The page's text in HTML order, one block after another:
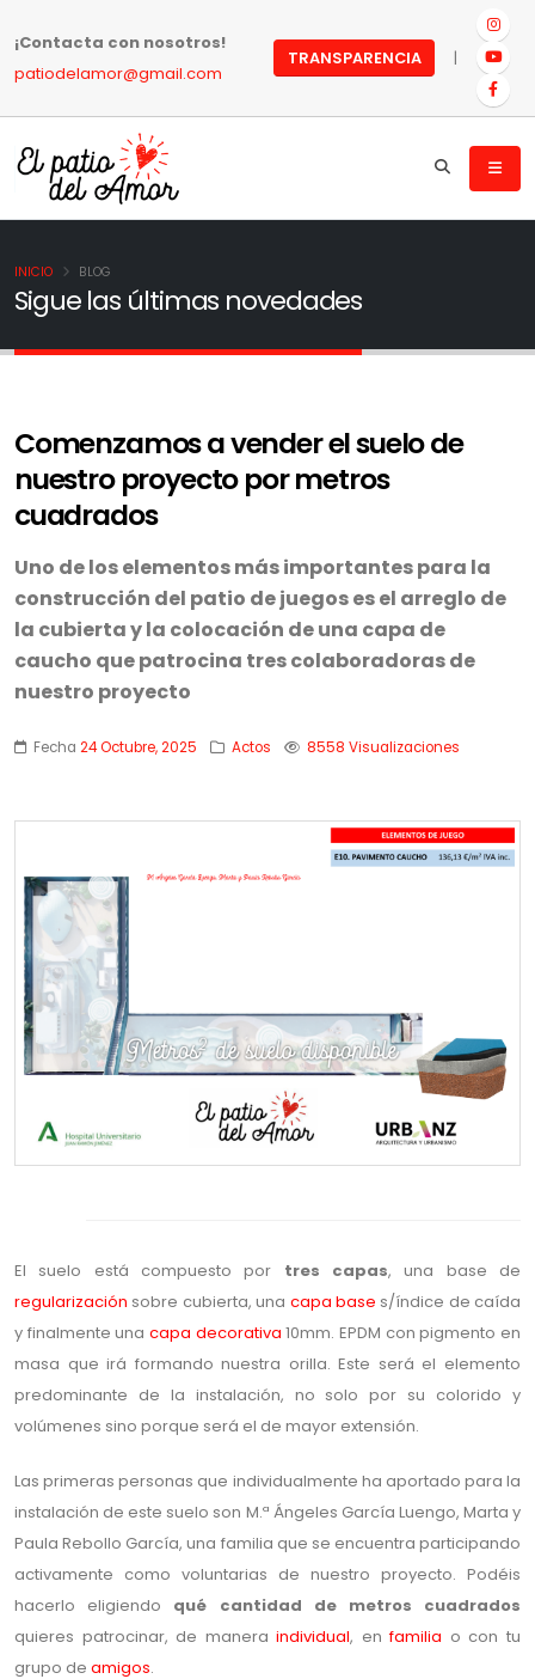
¡Contacta con nosotros!
patiodelamor@gmail.com
TRANSPARENCIA |
Sigue las últimas novedades
INICIO BLOG
Comenzamos a vender el suelo de
nuestro proyecto por metros
cuadrados
Uno de los elementos más importantes para la
construcción del patio de juegos es el arreglo de
la cubierta y la colocación de una capa de
caucho que patrocina tres colaboradoras de
nuestro proyecto
Fecha 24 Octubre, 2025 Actos 8558 Visualizaciones
El suelo está compuesto por tres capas, una base de
regularización sobre cubierta, una capa base s/índice de caída
y finalmente una capa decorativa 10mm. EPDM con pigmento en
masa que irá formando nuestra orilla. Este será el elemento
predominante de la instalación, no solo por su colorido y
volúmenes sino porque será el de mayor extensión.
Las primeras personas que individualmente ha aportado para la
instalación de este suelo son M.ª Ángeles García Luengo, Marta y
Paula Rebollo García, una familia que se encuentra participando
activamente como voluntarias de nuestro proyecto. Podéis
hacerlo eligiendo qué cantidad de metros cuadrados
quieres patrocinar, de maneraindividual, enfamilia o con tu
grupo de amigos.